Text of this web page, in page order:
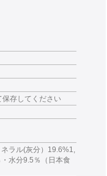
存してください
ラル(灰分）19.6%1,
水分9.5％（日本食